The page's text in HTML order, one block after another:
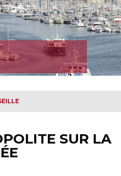
SUR LA